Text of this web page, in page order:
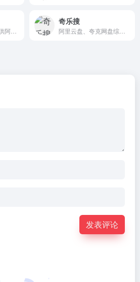
奇乐搜
发表评论